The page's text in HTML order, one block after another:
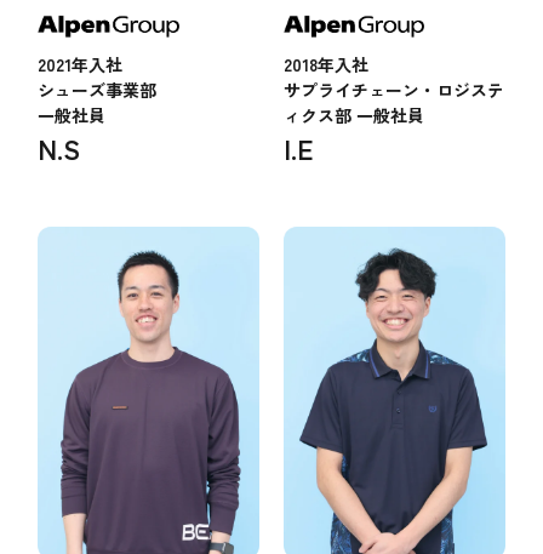
2021年入社
シューズ事業部
一般社員
N.S
2018年入社
サプライチェーン・ロジステ
ィクス部 一般社員
I.E